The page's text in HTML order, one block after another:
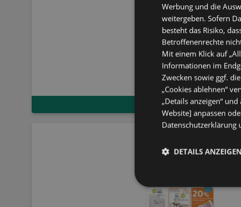
Matratzen
Gültig bis 11.08.2026
ZUM FLUGBLATT
Werbung und die
weitergeben. Sofern
besteht das Risiko,
Betroffenenrechte
Mit einem Klick auf
Informationen im
Zwecken sowie ggf.
„Cookies ablehnen“
„Details anzeigen“
Website] anpassen
Datenschutzerklärung
DETAILS ANZEIGEN